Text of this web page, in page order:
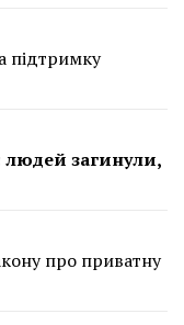
підтримку
людей загинули,
про приватну